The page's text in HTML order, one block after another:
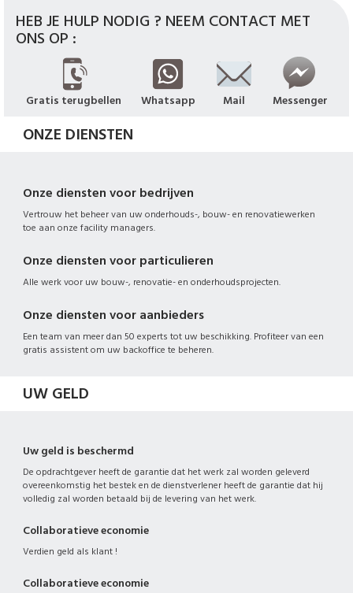
HEB JE HULP NODIG ? NEEM CONTACT MET
ONS OP :
Gratis terugbellen Whatsapp Mail Messenger
ONZE DIENSTEN
Onze diensten voor bedrijven
Vertrouw het beheer van uw onderhouds-, bouw- en renovatiewerken
toe aan onze facility managers.
Onze diensten voor particulieren
Alle werk voor uw bouw-, renovatie- en onderhoudsprojecten.
Onze diensten voor aanbieders
Een team van meer dan 50 experts tot uw beschikking. Profiteer van een
gratis assistent om uw backoffice te beheren.
UW GELD
Uw geld is beschermd
De opdrachtgever heeft de garantie dat het werk zal worden geleverd
overeenkomstig het bestek en de dienstverlener heeft de garantie dat hij
volledig zal worden betaald bij de levering van het werk.
Collaboratieve economie
Verdien geld als klant !
Collaboratieve economie